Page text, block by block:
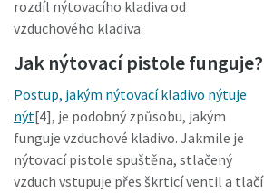
rozdíl nýtovacího kladiva od
vzduchového kladiva.
Jak nýtovací pistole funguje?
Postup, jakým nýtovací kladivo nýtuje
nýt[4], je podobný způsobu, jakým
funguje vzduchové kladivo. Jakmile je
nýtovací pistole spuštěna, stlačený
vzduch vstupuje přes škrticí ventil a tlačí